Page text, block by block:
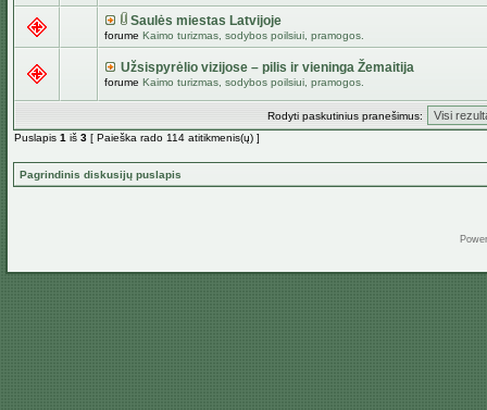
Saulės miestas Latvijoje
forume Kaimo turizmas, sodybos poilsiui, pramogos.
Užsispyrėlio vizijose – pilis ir vieninga Žemaitija
forume Kaimo turizmas, sodybos poilsiui, pramogos.
Rodyti paskutinius pranešimus:
Puslapis 1 iš 3 [ Paieška rado 114 atitikmenis(ų) ]
Pagrindinis diskusijų puslapis